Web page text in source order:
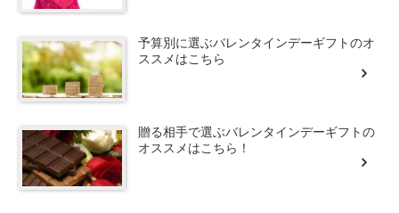
予算別に選ぶバレンタインデーギフトのオ
ススメはこちら
贈る相手で選ぶバレンタインデーギフトの
オススメはこちら！